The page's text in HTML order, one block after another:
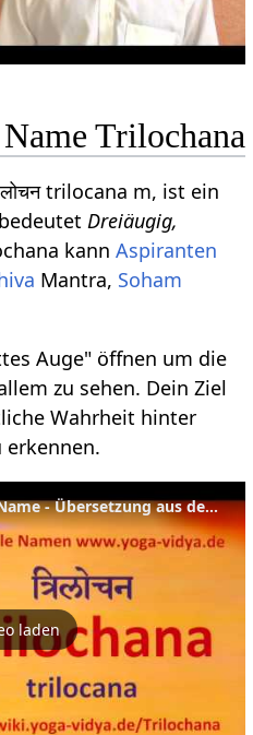
Trilochana
trilocana m, ist ein
Dreiäugig,
kannAspiranten
Mantra, Soham
Auge" öffnen um die
zu sehen. Dein Ziel
Wahrheit hinter
erkennen.
Trilochana als Spiritueller Name - Übersetzung aus dem Sanskrit und Erläuterung
laden